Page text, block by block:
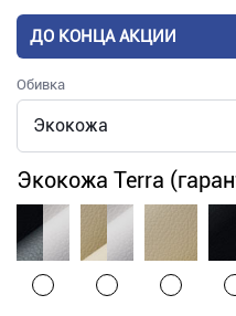
ДО КОНЦА АКЦИИ
Обивка
Экокожа Terra